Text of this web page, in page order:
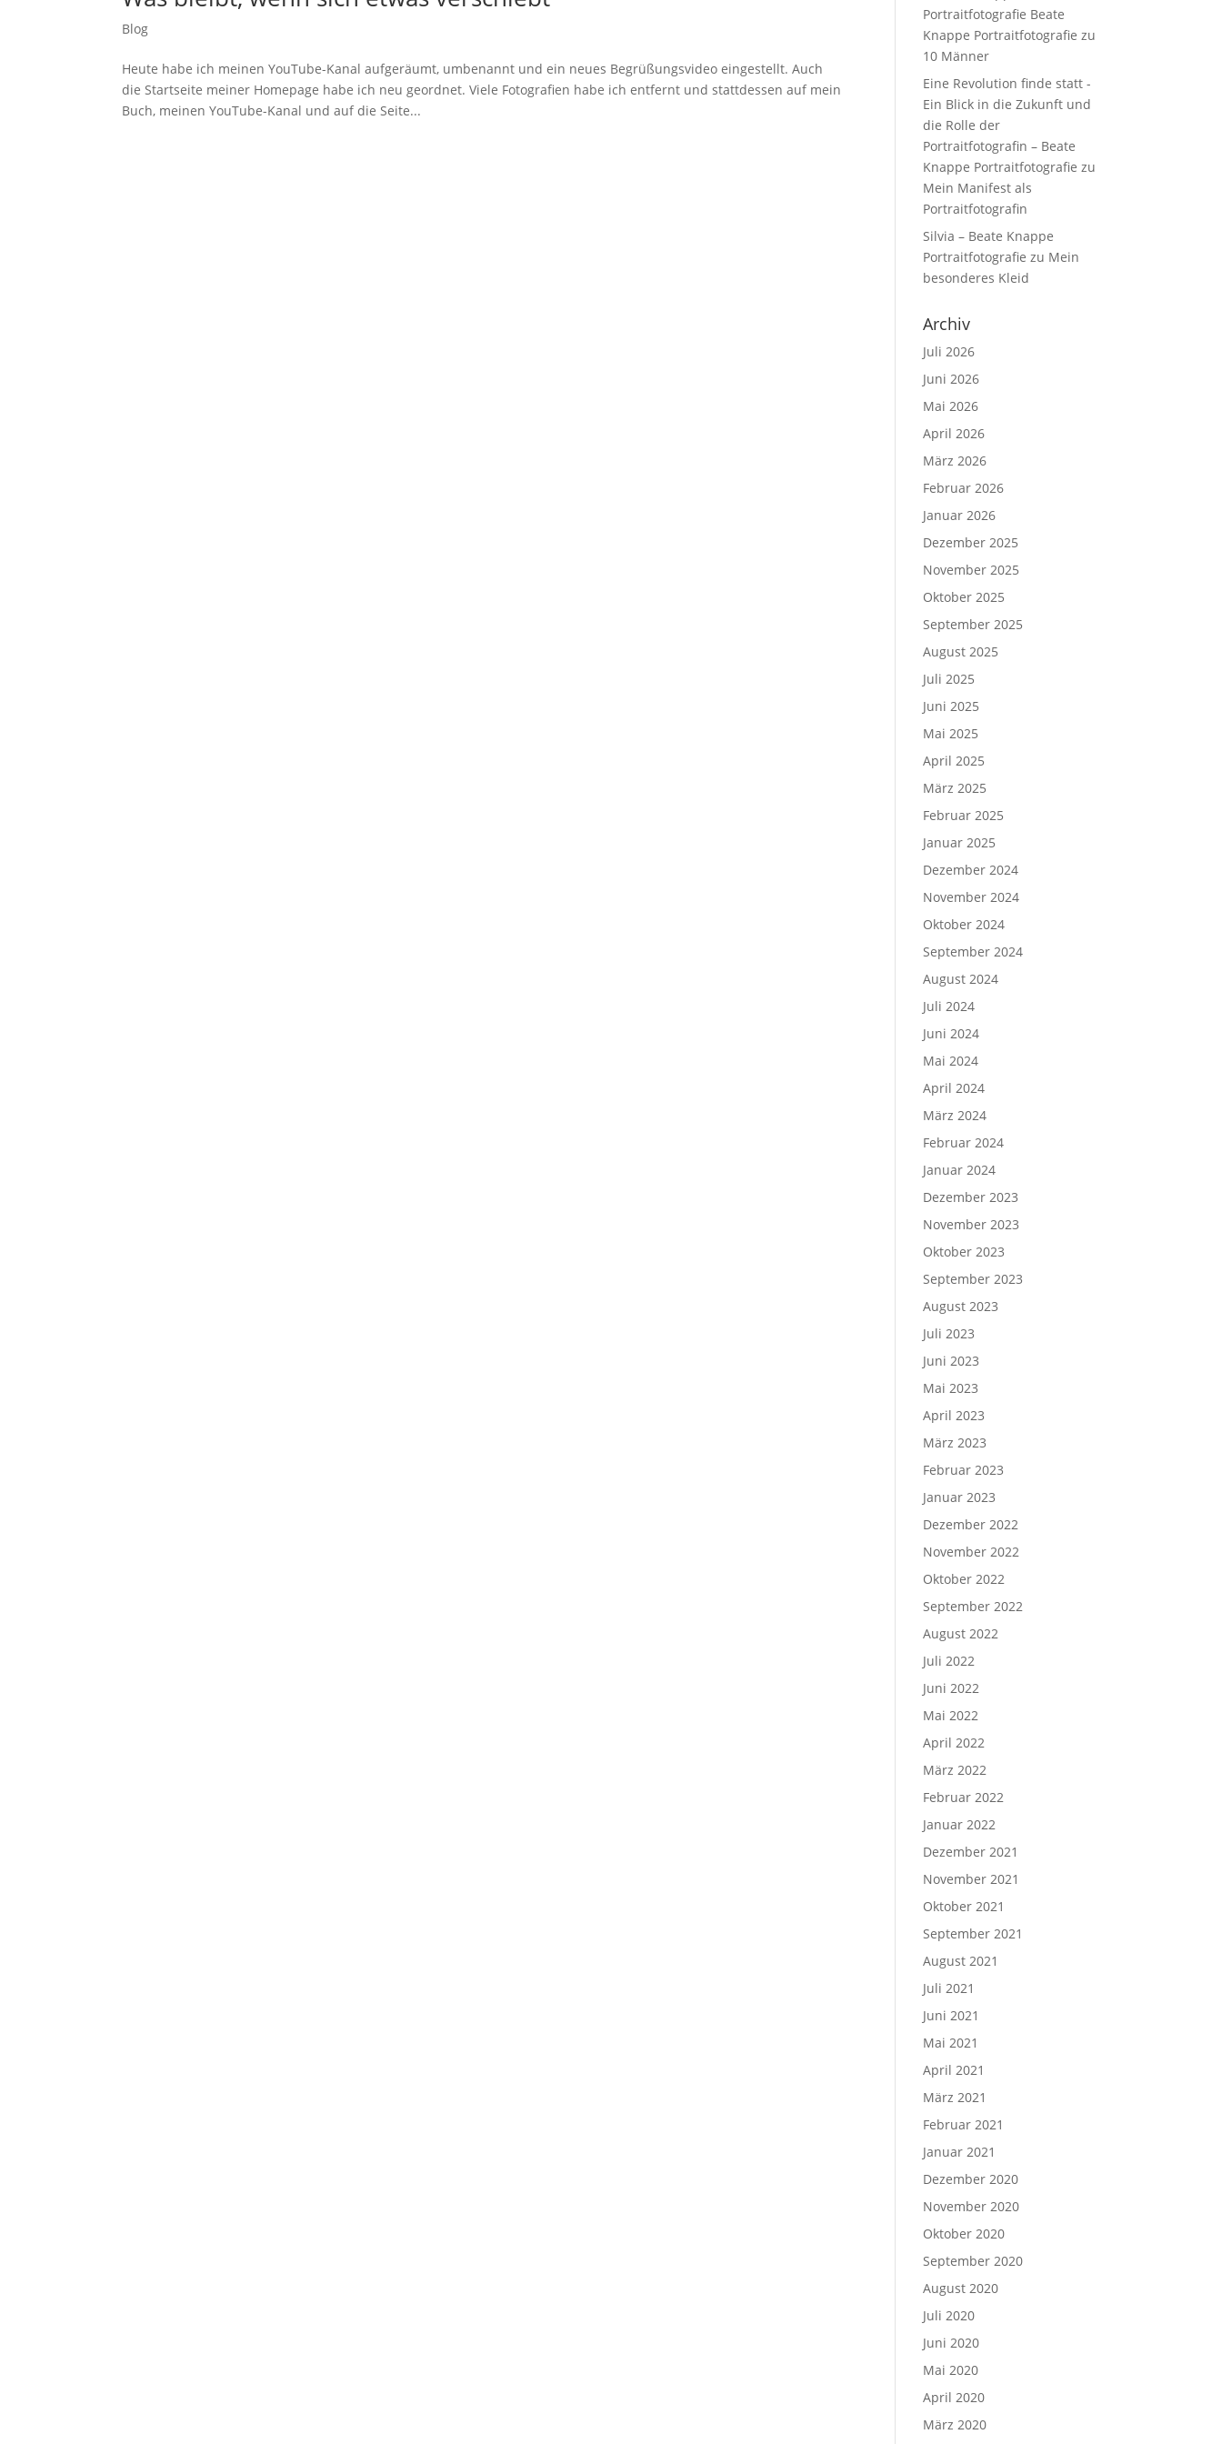
Blog
Heute habe ich meinen YouTube-Kanal aufgeräumt, umbenannt und ein neues Begrüßungsvideo eingestellt. Auch
die Startseite meiner Homepage habe ich neu geordnet. Viele Fotografien habe ich entfernt und stattdessen auf mein
Buch, meinen YouTube-Kanal und auf die Seite...
Portraitfotografie Beate
Knappe Portraitfotografie zu
10 Männer
Eine Revolution finde statt -
Ein Blick in die Zukunft und
die Rolle der
Portraitfotografin – Beate
Knappe Portraitfotografie zu
Mein Manifest als
Portraitfotografin
Silvia – Beate Knappe
Portraitfotografie zu Mein
besonderes Kleid
Archiv
Juli 2026
Juni 2026
Mai 2026
April 2026
März 2026
Februar 2026
Januar 2026
Dezember 2025
November 2025
Oktober 2025
September 2025
August 2025
Juli 2025
Juni 2025
Mai 2025
April 2025
März 2025
Februar 2025
Januar 2025
Dezember 2024
November 2024
Oktober 2024
September 2024
August 2024
Juli 2024
Juni 2024
Mai 2024
April 2024
März 2024
Februar 2024
Januar 2024
Dezember 2023
November 2023
Oktober 2023
September 2023
August 2023
Juli 2023
Juni 2023
Mai 2023
April 2023
März 2023
Februar 2023
Januar 2023
Dezember 2022
November 2022
Oktober 2022
September 2022
August 2022
Juli 2022
Juni 2022
Mai 2022
April 2022
März 2022
Februar 2022
Januar 2022
Dezember 2021
November 2021
Oktober 2021
September 2021
August 2021
Juli 2021
Juni 2021
Mai 2021
April 2021
März 2021
Februar 2021
Januar 2021
Dezember 2020
November 2020
Oktober 2020
September 2020
August 2020
Juli 2020
Juni 2020
Mai 2020
April 2020
März 2020